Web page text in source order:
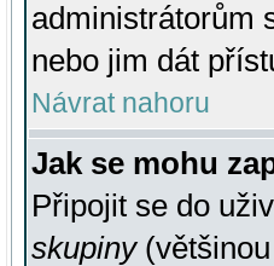
administrátorům
nebo jim dát
Návrat nahoru
Jak se mohu
Připojit se do
skupiny(většinou